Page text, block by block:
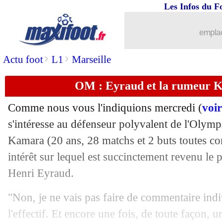
Actu foot> L1 > Marseille
Les Infos du
OM : Eyraud et la rumeur
Comme nous vous l'indiquions mercredi (
s'intéresse au défenseur polyvalent de
Kamara (20 ans, 28 matchs et 2 buts toutes
intérêt sur lequel est succinctement revenu le
Henri Eyraud.
"Non, je ne vais pas faire de commentaire
l'effectif. Et encore une fois, de toute façon,
VIDEO : le but de la reprise signé...
16/05 OM: Gonzalez inquiet pour son
16/05 Juve: Chiellini, Vidal et l'alcool
16/05 Man Utd: un attaquant gallois ciblé
16/05 Juve : Rabiot a une préférence pour
16/05 Naples: Mertens se rapproche de
OM : le Betis veut récupérer